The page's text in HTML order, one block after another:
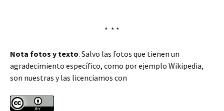
* * *
Nota fotos y texto. Salvo las fotos que tienen un
agradecimiento específico, como por ejemplo Wikipedia,
son nuestras y las licenciamos con